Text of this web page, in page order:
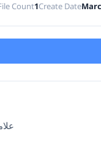
Count1Create Date